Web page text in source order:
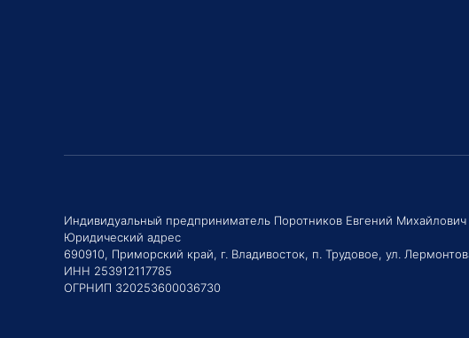
Индивидуальный предприниматель Поротников Евгений Михайлович
Юридический адрес
690910, Приморский край, г. Владивосток, п. Трудовое, ул.
ИНН 253912117785
ОГРНИП 320253600036730